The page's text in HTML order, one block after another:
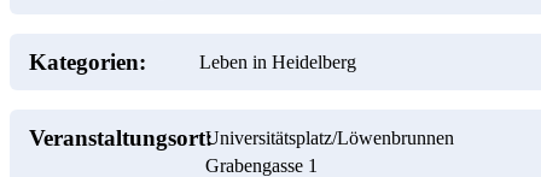
Kategorien: Leben in Heidelberg
Veranstaltungsort:Universitätsplatz/Löwenbrunnen
Grabengasse 1